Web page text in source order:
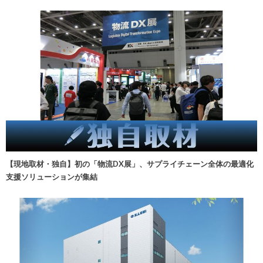
【現地取材・独自】初の「物流DX展」、サプライチェーン全体の最適化
支援ソリューションが集結